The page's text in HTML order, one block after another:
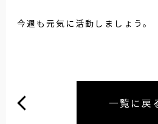
今週も元気に活動しましょう。
一覧に戻